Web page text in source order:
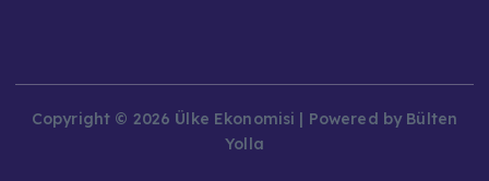
Copyright © 2026 Ülke Ekonomisi | Powered by Bülten
Yolla